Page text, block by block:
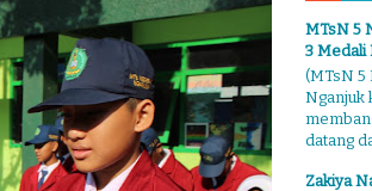
MTsN 5
3 Medali
(MTsN 5
Nganjuk
datang
Zakiya